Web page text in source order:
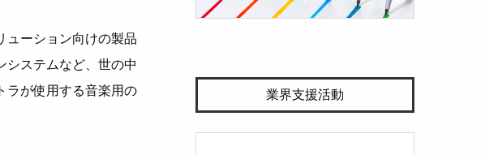
ューション向けの製品
システムなど、世の中
ラが使用する音楽用の
業界支援活動